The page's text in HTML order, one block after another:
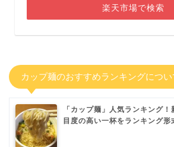
楽天市場で検索
カップ麺のおすすめランキングにつ
「カップ麺」人気ランキング
目度の高い一杯をランキング